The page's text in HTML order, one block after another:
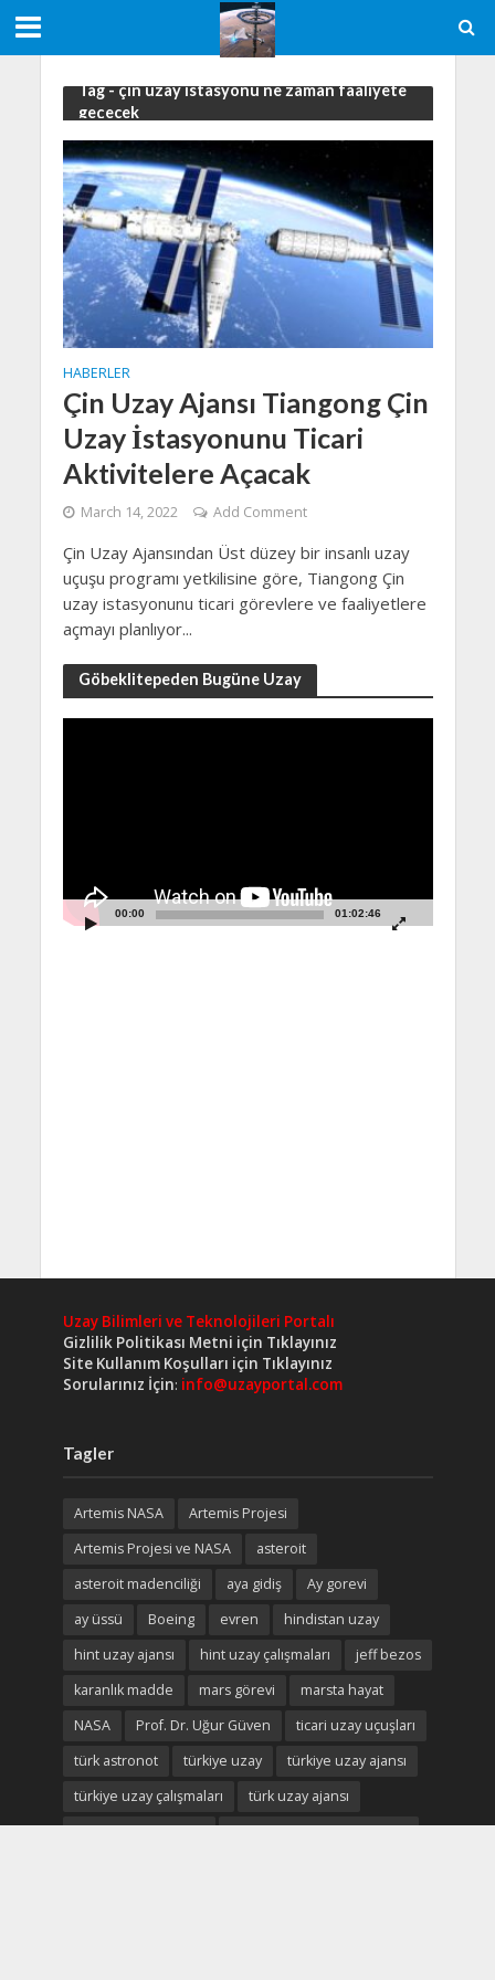
Tag - çin uzay istasyonu ne zaman faaliyete
geçecek
HABERLER
Çin Uzay Ajansı Tiangong Çin
Uzay İstasyonunu Ticari
Aktivitelere Açacak
March 14, 2022 Add Comment
Çin Uzay Ajansından Üst düzey bir insanlı uzay
uçuşu programı yetkilisine göre, Tiangong Çin
uzay istasyonunu ticari görevlere ve faaliyetlere
açmayı planlıyor...
Göbeklitepeden Bugüne Uzay
00:00 01:02:46
Uzay Bilimleri ve Teknolojileri Portalı
Gizlilik Politikası Metni için Tıklayınız
Site Kullanım Koşulları için Tıklayınız
Sorularınız İçin: info@uzayportal.com
Tagler
Artemis NASA
Artemis Projesi
Artemis Projesi ve NASA
asteroit
asteroit madenciliği
aya gidiş
Ay gorevi
ay üssü
Boeing evren
hindistan uzay
hint uzay ajansı
hint uzay çalışmaları
jeff bezos
karanlık madde
mars görevi
marsta hayat
NASA
Prof. Dr. Uğur Güven
ticari uzay uçuşları
türk astronot
türkiye uzay
türkiye uzay ajansı
türkiye uzay çalışmaları
türk uzay ajansı
türk uzay ekonomisi
türk uzay çalışmaları durum